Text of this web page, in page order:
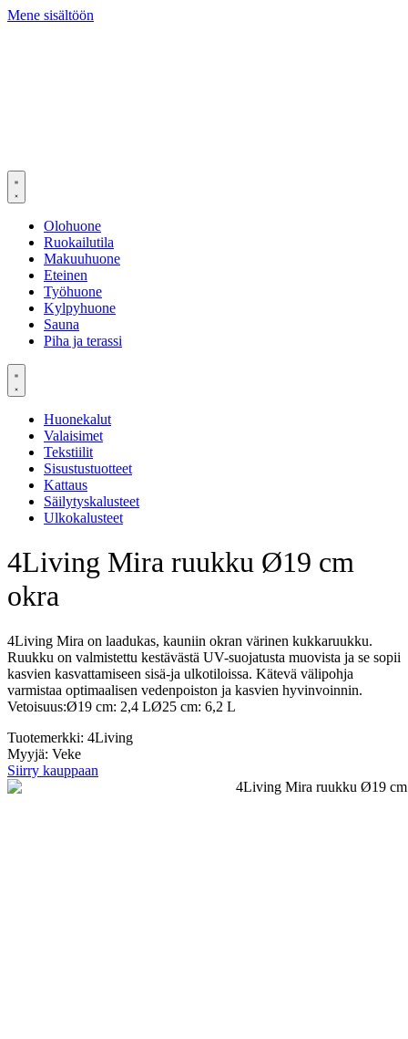
Mene sisältöön
Olohuone
Ruokailutila
Makuuhuone
Eteinen
Työhuone
Kylpyhuone
Sauna
Piha ja terassi
Huonekalut
Valaisimet
Tekstiilit
Sisustustuotteet
Kattaus
Säilytyskalusteet
Ulkokalusteet
4Living Mira ruukku Ø19 cm
okra
4Living Mira on laadukas, kauniin okran värinen kukkaruukku.
Ruukku on valmistettu kestävästä UV-suojatusta muovista ja se sopii
kasvien kasvattamiseen sisä-ja ulkotiloissa. Kätevä välipohja
varmistaa optimaalisen vedenpoiston ja kasvien hyvinvoinnin.
Vetoisuus:Ø19 cm: 2,4 LØ25 cm: 6,2 L
Tuotemerkki: 4Living
Myyjä: Veke
Siirry kauppaan